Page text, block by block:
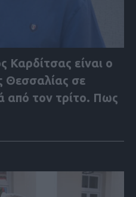
Καρδίτσας είναι ο
Θεσσαλίας σε
από τον τρίτο. Πως